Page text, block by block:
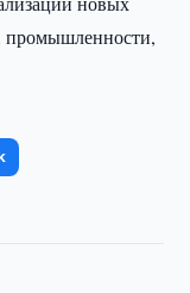
промышленности,